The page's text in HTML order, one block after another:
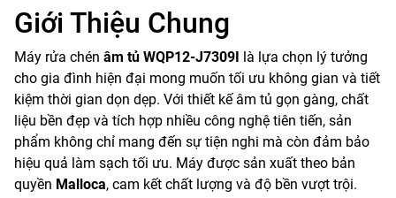
Giới Thiệu Chung
Máy rửa chén âm tủ WQP12-J7309I
là lựa chọn lý tưởng
cho gia đình hiện đại mong muốn tối ưu không gian và tiết
kiệm thời gian dọn dẹp. Với thiết kế âm tủ gọn gàng, chất
liệu bền đẹp và tích hợp nhiều công nghệ tiên tiến, sản
phẩm không chỉ mang đến sự tiện nghi mà còn đảm bảo
hiệu quả làm sạch tối ưu. Máy được sản xuất theo bản
quyền Malloca, cam kết chất lượng và độ bền vượt trội.